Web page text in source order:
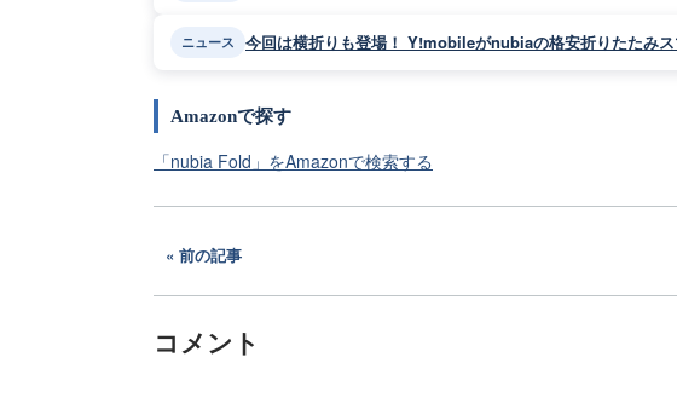
ニュース 今回は横折りも登場！ Y!mobileがnubiaの格安折りたたみ
Amazonで探す
「nubia Fold」をAmazonで検索する
前の記事
コメント